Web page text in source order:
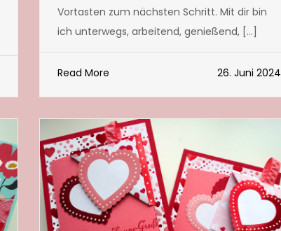
Vortasten zum nächsten Schritt. Mit dir bin
ich unterwegs, arbeitend, genießend, […]
Read More 26. Juni 2024